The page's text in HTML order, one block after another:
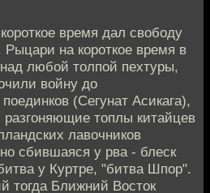
время дал свободу
на короткое время в
любой толпой пехтуры,
войну до
(Сегунат Асикага),
разгоняющие топлы китайцев
лавочников
сбившаяся у рва - блеск
у Куртре, "битва Шпор".
тогда Ближний Восток